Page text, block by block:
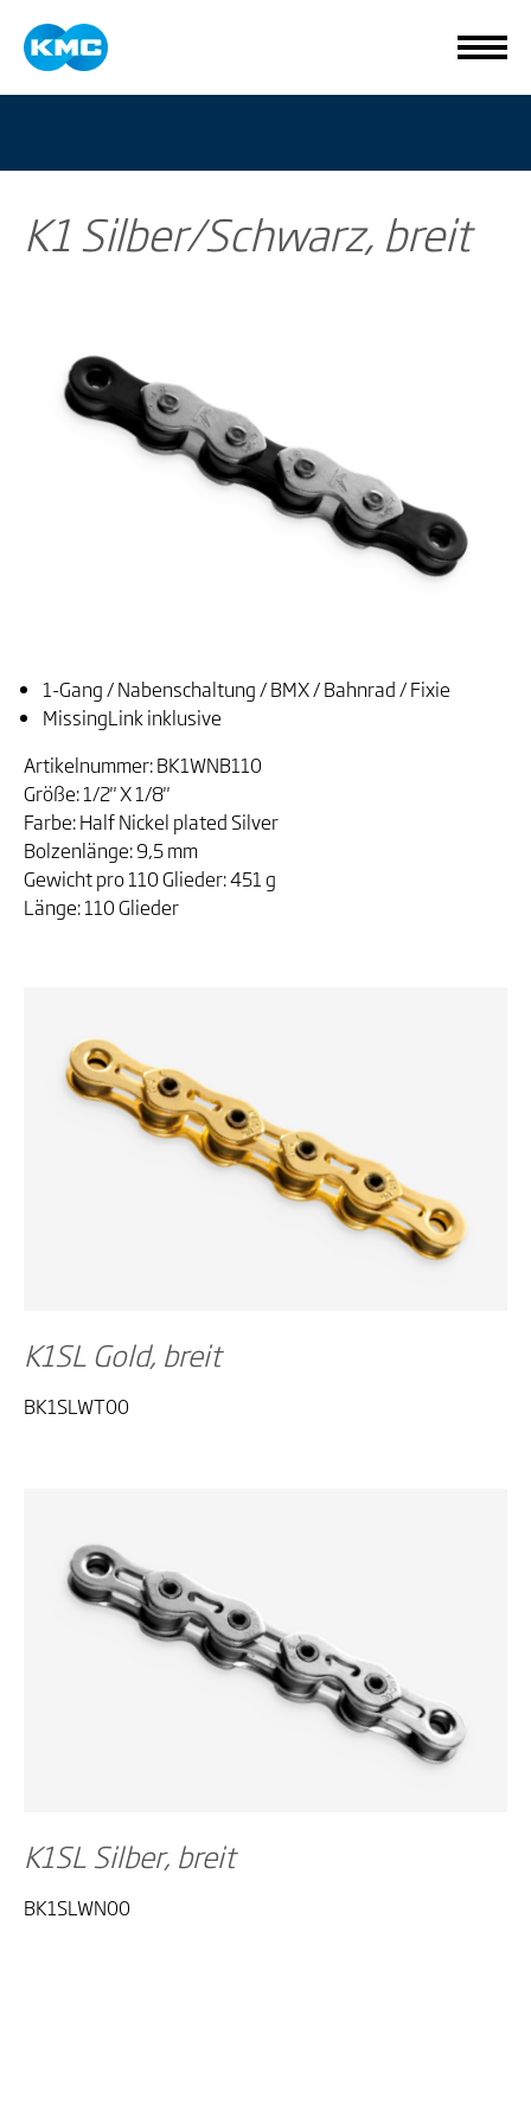
K1 Silber/Schwarz, breit
1-Gang / Nabenschaltung / BMX / Bahnrad / Fixie
MissingLink inklusive
Artikelnummer: BK1WNB110
Größe: 1/2" X 1/8"
Farbe: Half Nickel plated Silver
Bolzenlänge: 9,5 mm
Gewicht pro 110 Glieder: 451 g
Länge: 110 Glieder
K1SL Gold, breit
BK1SLWT00
K1SL Silber, breit
BK1SLWN00